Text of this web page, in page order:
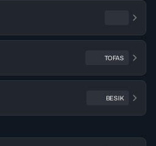
TOFAS
BESIK